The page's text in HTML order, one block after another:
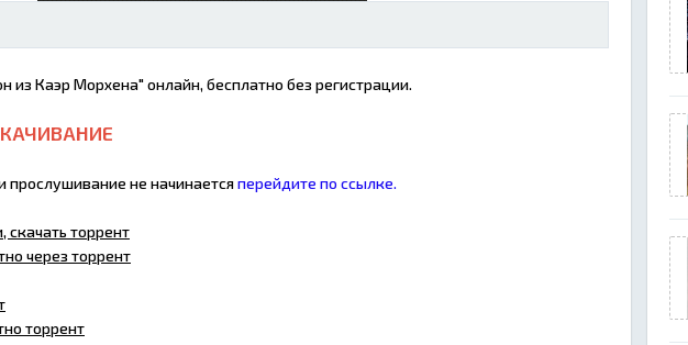
из Каэр Морхена" онлайн, бесплатно без регистрации.
прослушивание не начинаетсяперейдите по ссылке.
скачать торрент
через торрент
торрент